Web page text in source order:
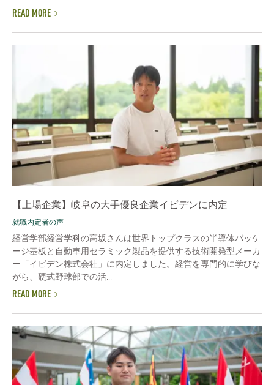
READ MORE
【上場企業】岐阜の大手優良企業イビデンに内定
就職内定者の声
経営学部経営学科の高坂さんは世界トップクラスの半導体パッケ
ージ基板と自動車用セラミック製品を提供する技術開発型メーカ
ー「イビデン株式会社」に内定しました。経営を専門的に学びな
がら、硬式野球部での活...
READ MORE